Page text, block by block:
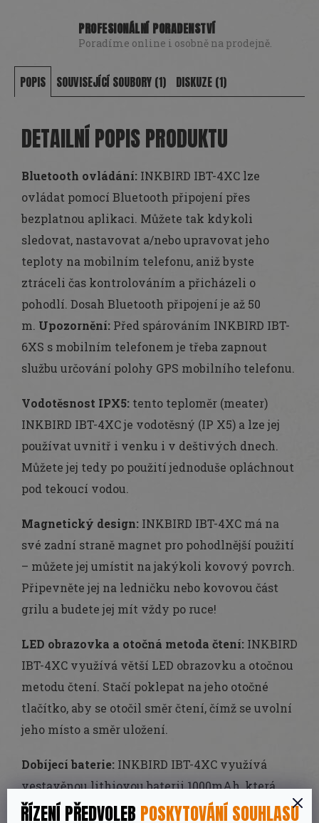
ŘÍZENÍ PŘEDVOLEB POSKYTOVÁNÍ SOUHLASU
PROFESIONÁLNÍ PORADENSTVÍ
Poradíme online i osobně na prodejně.
POPIS SOUVISEJÍCÍ SOUBORY (1) DISKUZE (1)
DETAILNÍ POPIS PRODUKTU
Bluetooth ovládání: INKBIRD IBT-4XC lze
ovládat pomocí Bluetooth připojení přes
bezplatnou aplikaci. Můžete tak kdykoli
sledovat, nastavovat a/nebo upravovat jeho
teploty na mobilním telefonu, aniž byste
ztráceli čas kontrolováním a přicházeli o
pohodlí. Dosah Bluetooth připojení je až 50
m. Upozornění: Před spárováním INKBIRD IBT-
6XS s mobilním telefonem je třeba zapnout
službu určování polohy GPS mobilního telefonu.
Vodotěsnost IPX5: tento teploměr (meater)
INKBIRD IBT-4XC je vodotěsný (IP X5) a lze jej
používat uvnitř i venku i v deštivých dnech.
Můžete jej tedy po použití jednoduše opláchnout
pod tekoucí vodou.
Magnetický design: INKBIRD IBT-4XC má na
své zadní straně magnet pro pohodlnější použití
– můžete jej umístit na jakýkoli kovový povrch.
Připevněte jej na ledničku nebo kovovou část
grilu a budete jej mít vždy po ruce!
LED obrazovka a otočná metoda čtení: INKBIRD
IBT-4XC využívá větší LED obrazovku a otočnou
metodu čtení. Stačí poklepat na jeho otočné
tlačítko, aby se otočil směr čtení, čímž se uvolní
jeho místo a směr uložení.
Dobíjecí baterie: INKBIRD IBT-4XC využívá
vestavěnou lithiovou baterii 1000mAh, která
vydrží asi 60 hodin při plném nabití. Už